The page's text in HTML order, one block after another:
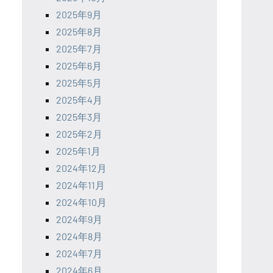
2025年9月
2025年8月
2025年7月
2025年6月
2025年5月
2025年4月
2025年3月
2025年2月
2025年1月
2024年12月
2024年11月
2024年10月
2024年9月
2024年8月
2024年7月
2024年6月